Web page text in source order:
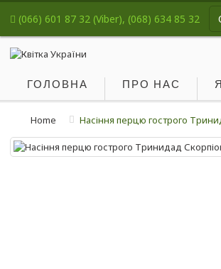
(066) 601 87 32 (Viber), (068) 634 85 32
ГОЛОВНА ПРО НАС
Home Насіння перцю гострого